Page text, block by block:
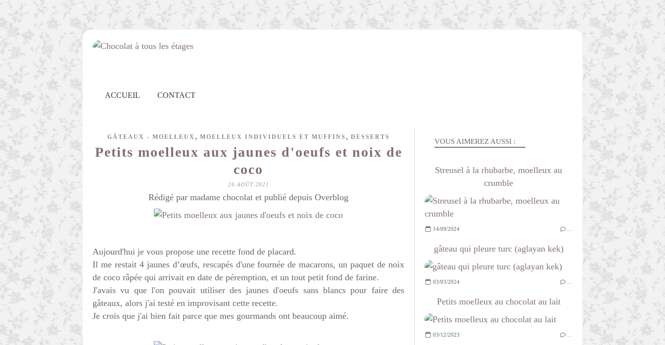
ACCUEIL CONTACT
GÂTEAUX - MOELLEUX , MOELLEUX INDIVIDUELS ET MUFFINS , DESSERTS
Petits moelleux aux jaunes d'oeufs et noix de
coco
26 AOÛT 2021
Rédigé par madame chocolat et publié depuis Overblog
Aujourd'hui je vous propose une recette fond de placard.
Il me restait 4 jaunes d’œufs, rescapés d'une fournée de macarons, un paquet de noix
de coco râpée qui arrivait en date de péremption, et un tout petit fond de farine.
J'avais vu que l'on pouvait utiliser des jaunes d'oeufs sans blancs pour faire des
gâteaux, alors j'ai testé en improvisant cette recette.
Je crois que j'ai bien fait parce que mes gourmands ont beaucoup aimé.
VOUS AIMEREZ AUSSI :
Streusel à la rhubarbe, moelleux au
crumble
14/09/2024
gâteau qui pleure turc (aglayan kek)
03/03/2024
Petits moelleux au chocolat au lait
03/12/2023